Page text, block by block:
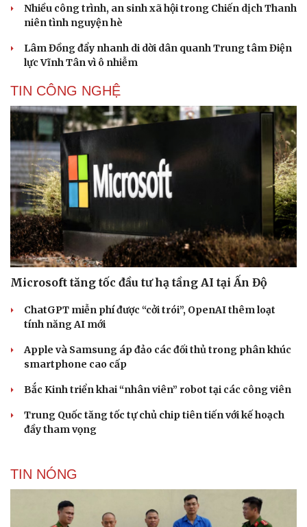
Cải chính
Nhiều công trình, an sinh xã hội trong Chiến dịch Thanh
niên tình nguyện hè
Lâm Đồng đẩy nhanh di dời dân quanh Trung tâm Điện
lực Vĩnh Tân vì ô nhiễm
TIN CÔNG NGHỆ
Microsoft tăng tốc đầu tư hạ tầng AI tại Ấn Độ
ChatGPT miễn phí được “cởi trói”, OpenAI thêm loạt
tính năng AI mới
Apple và Samsung áp đảo các đối thủ trong phân khúc
smartphone cao cấp
Bắc Kinh triển khai “nhân viên” robot tại các công viên
Trung Quốc tăng tốc tự chủ chip tiên tiến với kế hoạch
đầy tham vọng
TIN NÓNG